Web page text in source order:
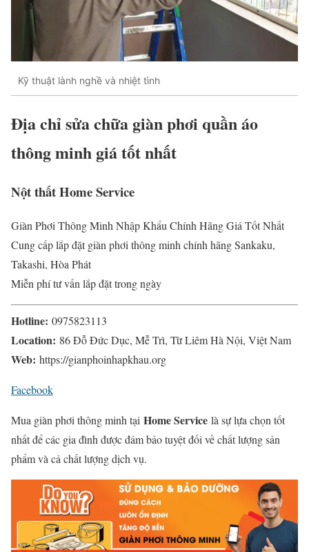
Kỹ thuật lành nghề và nhiệt tình
Địa chỉ sửa chữa giàn phơi quần áo
thông minh giá tốt nhất
Nột thất Home Service
Giàn Phơi Thông Minh Nhập Khẩu Chính Hãng Giá Tốt Nhất
Cung cấp lắp đặt giàn phơi thông minh chính hãng Sankaku,
Takashi, Hòa Phát
Miễn phí tư vấn lắp đặt trong ngày
Hotline: 0975823113
Location: 86 Đỗ Đức Dục, Mễ Trì, Từ Liêm Hà Nội, Việt Nam
Web: https://gianphoinhapkhau.org
Facebook
Mua giàn phơi thông minh tại Home Service là sự lựa chọn tốt
nhất để các gia đình được đảm bảo tuyệt đối về chất lượng sản
phẩm và cả chất lượng dịch vụ.